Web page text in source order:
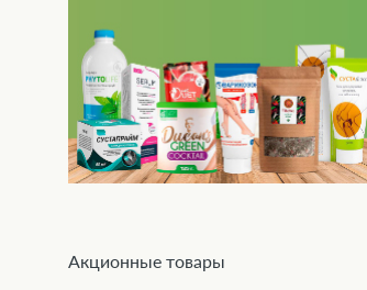
Акционные товары